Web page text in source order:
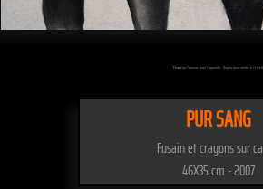
Passez sur l'oeuvre pour l'agrandir - Cliquez pour mettre à
PUR SANG
Fusain et crayons sur
46X35 cm - 2007